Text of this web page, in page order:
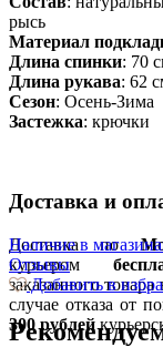
рысь
Материал
Длина спинки: 70
Длина рукава: 62
Сезон: Осень-Зима
Застежка: крючки
Доставка и
Доставка по
курьером
заказанного
случае отказа от
300рублей
Наличие в
Отзывы
Добавить в